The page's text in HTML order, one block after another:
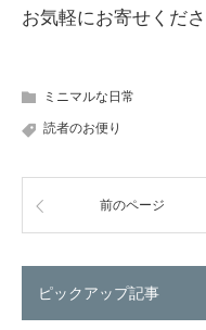
お気軽にお寄せくださ
ミニマルな日常
読者のお便り
前のページ
ピックアップ記事